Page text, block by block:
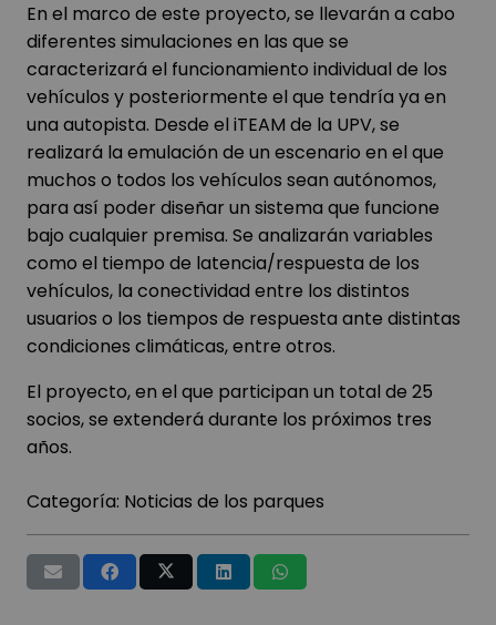
En el marco de este proyecto, se llevarán a cabo
diferentes simulaciones en las que se
caracterizará el funcionamiento individual de los
vehículos y posteriormente el que tendría ya en
una autopista. Desde el iTEAM de la UPV, se
realizará la emulación de un escenario en el que
muchos o todos los vehículos sean autónomos,
para así poder diseñar un sistema que funcione
bajo cualquier premisa. Se analizarán variables
como el tiempo de latencia/respuesta de los
vehículos, la conectividad entre los distintos
usuarios o los tiempos de respuesta ante distintas
condiciones climáticas, entre otros.
El proyecto, en el que participan un total de 25
socios, se extenderá durante los próximos tres
años.
Categoría: Noticias de los parques